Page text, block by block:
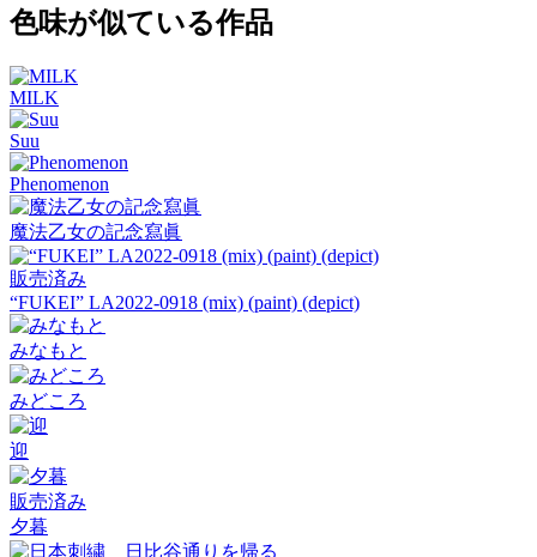
色味が似ている作品
MILK
Suu
Phenomenon
魔法乙女の記念寫眞
販売済み
“FUKEI” LA2022-0918 (mix) (paint) (depict)
みなもと
みどころ
迎
販売済み
夕暮